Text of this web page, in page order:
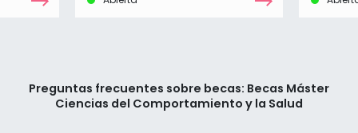
Preguntas frecuentes sobre becas: Becas Máster
Ciencias del Comportamiento y la Salud